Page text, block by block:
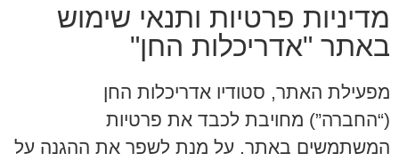
מדיניות פרטיות ותנאי שימוש
באתר "אדריכלות החן"
מפעילת האתר, סטודיו אדריכלות החן
(“החברה”) מחויבת לכבד את פרטיות
המשתמשים באתר. על מנת לשפר את ההגנה על